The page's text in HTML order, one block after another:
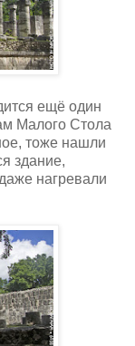
ещё один
Малого Стола
тоже нашли
здание,
нагревали